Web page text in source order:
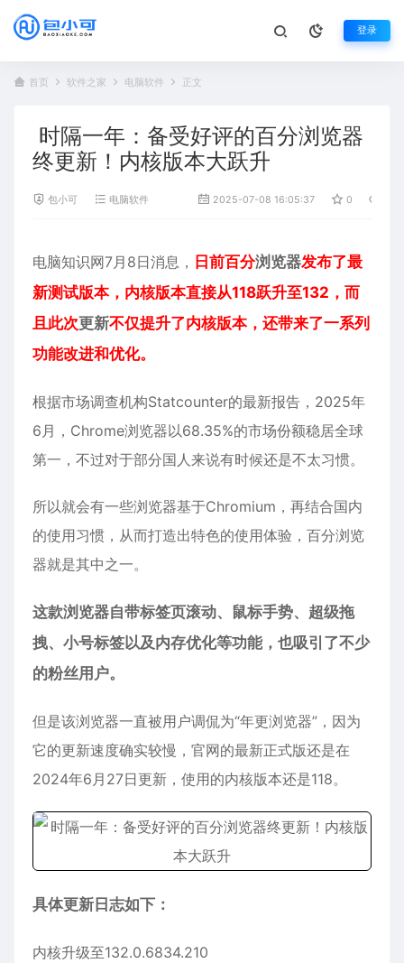
登录
首页 软件之家 电脑软件 正文
时隔一年：备受好评的百分浏览器
终更新！内核版本大跃升
包小可 电脑软件 2025-07-08 16:05:37 0
电脑知识网7月8日消息， 日前百分浏览器发布了最
新测试版本，内核版本直接从118跃升至132，而
且此次更新不仅提升了内核版本，还带来了一系列
功能改进和优化。
根据市场调查机构Statcounter的最新报告，2025年
6月，Chrome浏览器以68.35%的市场份额稳居全球
第一，不过对于部分国人来说有时候还是不太习惯。
所以就会有一些浏览器基于Chromium，再结合国内
的使用习惯，从而打造出特色的使用体验，百分浏览
器就是其中之一。
这款浏览器自带标签页滚动、鼠标手势、超级拖
拽、小号标签以及内存优化等功能，也吸引了不少
的粉丝用户。
但是该浏览器一直被用户调侃为“年更浏览器”，因为
它的更新速度确实较慢，官网的最新正式版还是在
2024年6月27日更新，使用的内核版本还是118。
具体更新日志如下：
内核升级至132.0.6834.210